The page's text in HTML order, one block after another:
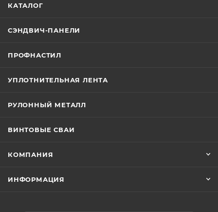
КАТАЛОГ
СЭНДВИЧ-ПАНЕЛИ
ПРОФНАСТИЛ
УПЛОТНИТЕЛЬНАЯ ЛЕНТА
РУЛОННЫЙ МЕТАЛЛ
ВИНТОВЫЕ СВАИ
КОМПАНИЯ
ИНФОРМАЦИЯ